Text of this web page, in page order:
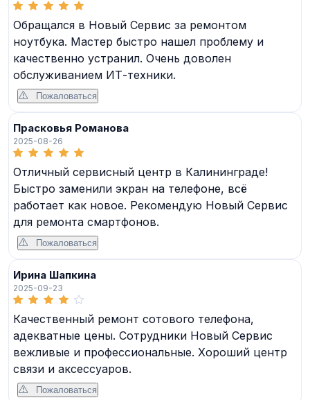
Обращался в Новый Сервис за ремонтом
ноутбука. Мастер быстро нашел проблему и
качественно устранил. Очень доволен
обслуживанием ИТ-техники.
Пожаловаться
Прасковья Романова
2025-08-26
Отличный сервисный центр в Калининграде!
Быстро заменили экран на телефоне, всё
работает как новое. Рекомендую Новый Сервис
для ремонта смартфонов.
Пожаловаться
Ирина Шапкина
2025-09-23
Качественный ремонт сотового телефона,
адекватные цены. Сотрудники Новый Сервис
вежливые и профессиональные. Хороший центр
связи и аксессуаров.
Пожаловаться